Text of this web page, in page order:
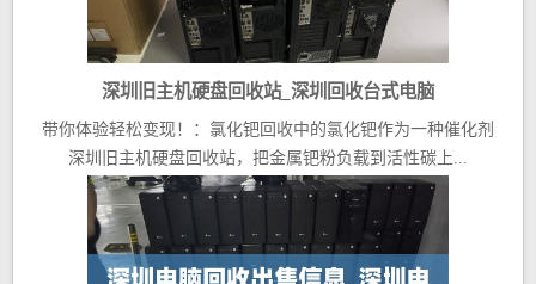
深圳旧主机硬盘回收站_深圳回收台式电脑
带你体验轻松变现！：氯化钯回收中的氯化钯作为一种催化剂
深圳旧主机硬盘回收站，把金属钯粉负载到活性碳上...